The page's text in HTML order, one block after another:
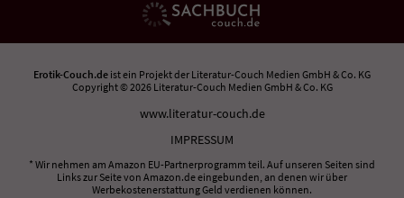
Erotik-Couch.de ist ein Projekt der Literatur-Couch Medien GmbH & Co. KG
Copyright © 2026 Literatur-Couch Medien GmbH & Co. KG
www.literatur-couch.de
IMPRESSUM
* Wir nehmen am Amazon EU-Partnerprogramm teil. Auf unseren Seiten sind
Links zur Seite von Amazon.de eingebunden, an denen wir über
Werbekostenerstattung Geld verdienen können.